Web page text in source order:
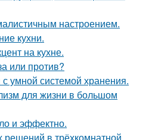
настроением.
кухни.
на кухне.
или против?
умной системой хранения.
для жизни в большом
и эффектно.
решений в трёхкомнатной